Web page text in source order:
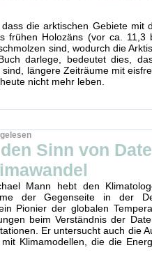
die arktischen Gebiete mit
frühen Holozäns (vor ca. 11,3
sind, wodurch die
darlege, bedeutet dies,
längere Zeiträume mit
nicht mehr leben.
Sinn von
Mann hebt den
der Gegenseite in der
Pionier der globalen
beim Verständnis der
Er untersucht auch die
Klimamodellen, die die